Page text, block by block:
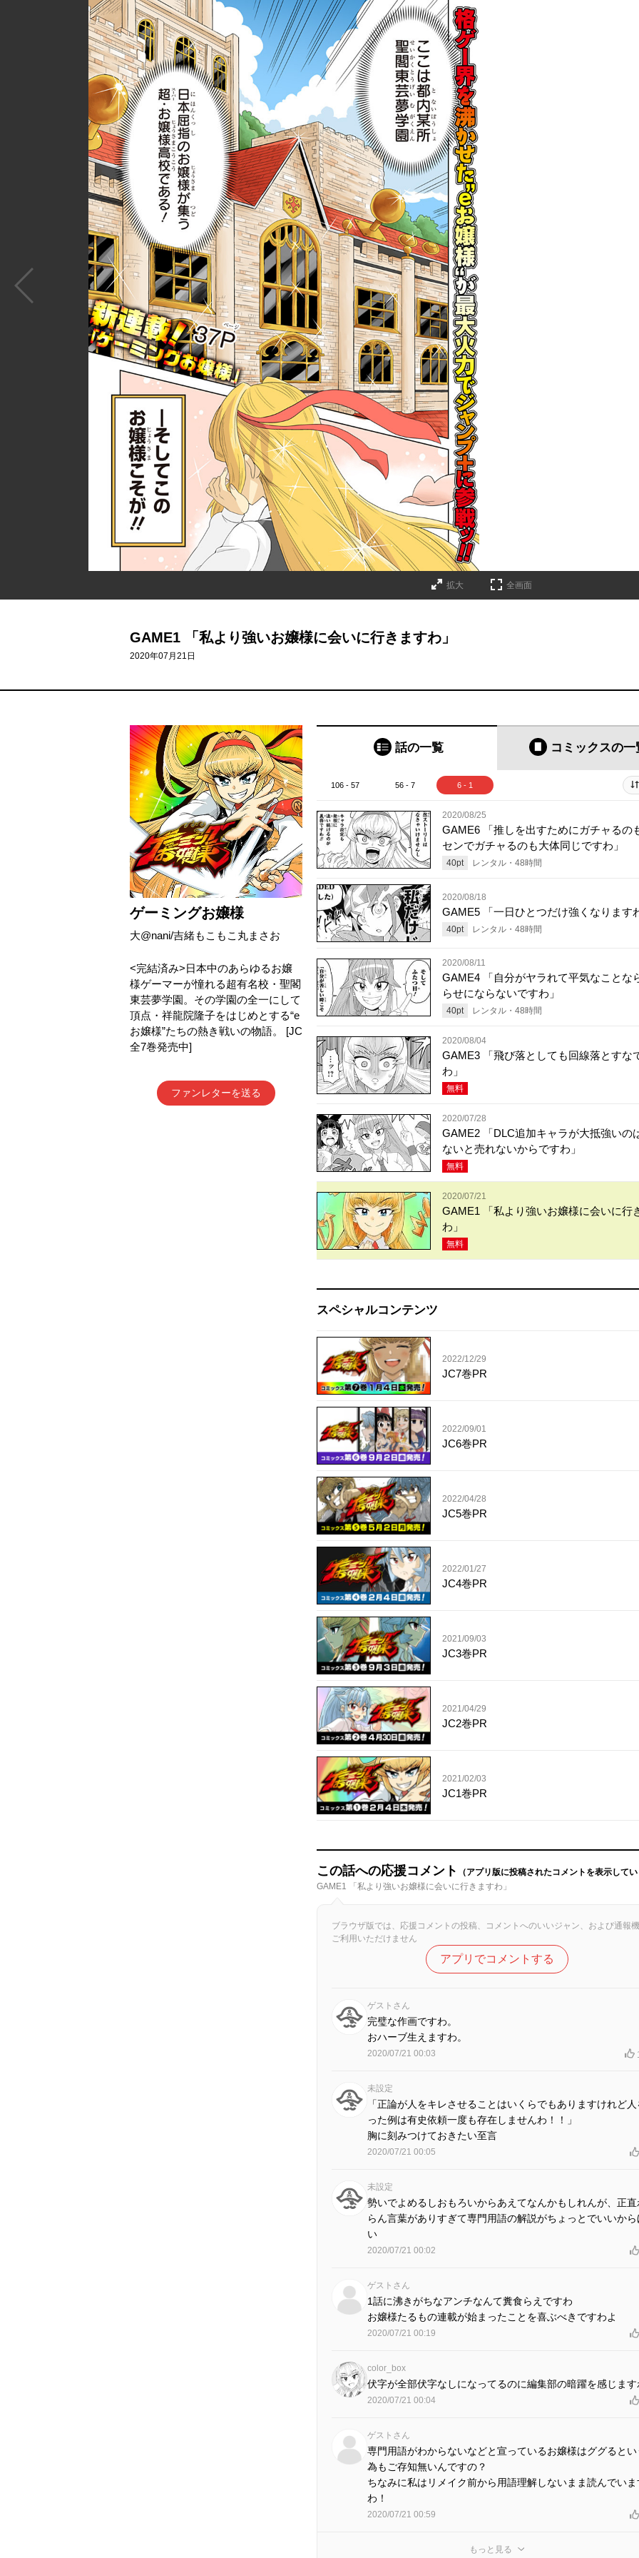
拡大 全画面
GAME1 「私より強いお嬢様に会いに行きますわ」
2020年07月21日
ゲーミングお嬢様
大@nani/吉緒もこもこ丸まさお
<完結済み>日本中のあらゆるお嬢
様ゲーマーが憧れる超有名校・聖閣
東芸夢学園。その学園の全一にして
頂点・祥龍院隆子をはじめとする“e
お嬢様”たちの熱き戦いの物語。 [JC
全7巻発売中]
ファンレターを送る
話の一覧 コミックスの一
106 - 57 56 - 7 6 - 1
2020/08/25
GAME6 「推しを出すためにガチャるの
センでガチャるのも大体同じですわ」
40pt レンタル・ 48時間
2020/08/18
GAME5 「一日ひとつだけ強くなります
40pt レンタル・ 48時間
2020/08/11
GAME4 「自分がヤラれて平気なことな
らせにならないですわ」
40pt レンタル・ 48時間
2020/08/04
GAME3 「飛び落としても回線落とすな
わ」
無料
2020/07/28
GAME2 「DLC追加キャラが大抵強いの
ないと売れないからですわ」
無料
2020/07/21
GAME1 「私より強いお嬢様に会いに行
わ」
無料
スペシャルコンテンツ
2022/12/29
JC7巻PR
2022/09/01
JC6巻PR
2022/04/28
JC5巻PR
2022/01/27
JC4巻PR
2021/09/03
JC3巻PR
2021/04/29
JC2巻PR
2021/02/03
JC1巻PR
この話への応援コメント
（アプリ版に投稿されたコメントを表示して
GAME1 「私より強いお嬢様に会いに行きますわ」
ブラウザ版では、応援コメントの投稿、コメントへのいいジャン、および通報
ご利用いただけません
アプリでコメントする
ゲストさん
完璧な作画ですわ。
おハーブ生えますわ。
2020/07/21 00:03
未設定
「正論が人をキレさせることはいくらでもありますけれど
った例は有史依頼一度も存在しませんわ！！」
胸に刻みつけておきたい至言
2020/07/21 00:05
未設定
勢いでよめるしおもろいからあえてなんかもしれんが、正直
らん言葉がありすぎて専門用語の解説がちょっとでいいか
い
2020/07/21 00:02
ゲストさん
1話に沸きがちなアンチなんて糞食らえですわ
お嬢様たるもの連載が始まったことを喜ぶべきですわよ
2020/07/21 00:19
color_box
伏字が全部伏字なしになってるのに編集部の暗躍を感じます
2020/07/21 00:04
ゲストさん
専門用語がわからないなどと宣っているお嬢様はググるとい
為もご存知無いんですの？
ちなみに私はリメイク前から用語理解しないまま読んでいま
わ！
2020/07/21 00:59
もっと見る